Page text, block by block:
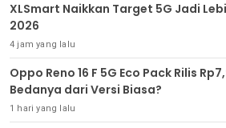
XLSmart Naikkan Target 5G Jadi
2026
4 jam yang lalu
Oppo Reno 16 F 5G Eco Pack Rilis
Bedanya dari Versi Biasa?
1 hari yang lalu